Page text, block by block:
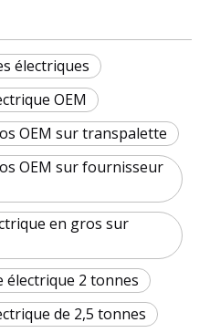
électriques
OEM
OEM sur transpalette
OEM sur fournisseur
en gros sur
électrique 2 tonnes
de 2,5 tonnes